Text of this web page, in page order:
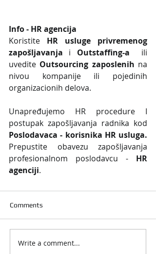
Info - HR agencija
Koristite HR usluge privremenog
zapošljavanja i Outstaffing-a
  ili
uvedite Outsourcing zaposlenih na
nivou kompanije ili pojedinih
organizacionih delova.
Unapređujemo HR procedure I
Prepustite obavezu zapošljavanja
profesionalnom poslodavcu - HR
agenciji.
Comments
Write a comment...